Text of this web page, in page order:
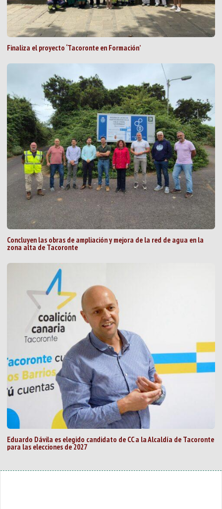
Finaliza el proyecto ‘Tacoronte en Formación’
Concluyen las obras de ampliación y mejora de la red de agua en la
zona alta de Tacoronte
Eduardo Dávila es elegido candidato de CC a la Alcaldía de Tacoronte
para las elecciones de 2027